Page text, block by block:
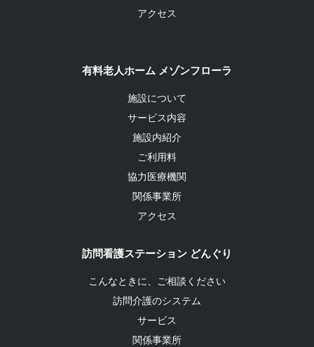
アクセス
有料老人ホーム メゾンフローラ
施設について
サービス内容
施設内紹介
ご利用料
協力医療機関
関係事業所
アクセス
訪問看護ステーション どんぐり
こんなときに、ご相談ください
訪問介護のシステム
サービス
関係事業所